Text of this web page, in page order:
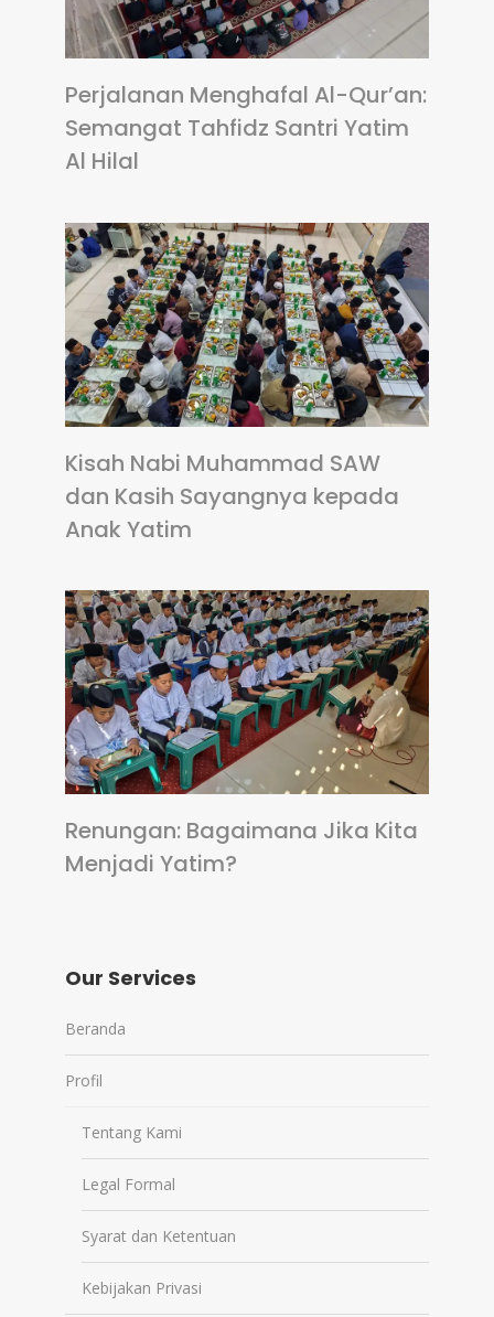
Perjalanan Menghafal Al-Qur’an:
Semangat Tahfidz Santri Yatim
Al Hilal
Kisah Nabi Muhammad SAW
dan Kasih Sayangnya kepada
Anak Yatim
Renungan: Bagaimana Jika Kita
Menjadi Yatim?
Our Services
Beranda
Profil
Tentang Kami
Legal Formal
Syarat dan Ketentuan
Kebijakan Privasi